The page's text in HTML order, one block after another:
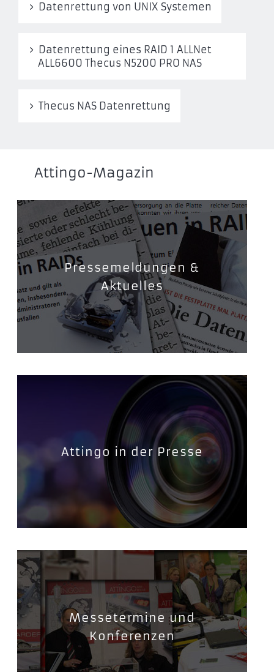
Datenrettung von UNIX Systemen
Datenrettung eines RAID 1 ALLNet
ALL6600 Thecus N5200 PRO NAS
Thecus NAS Datenrettung
Attingo-Magazin
Pressemeldungen &
Aktuelles
Attingo in der Presse
Messetermine und
Konferenzen